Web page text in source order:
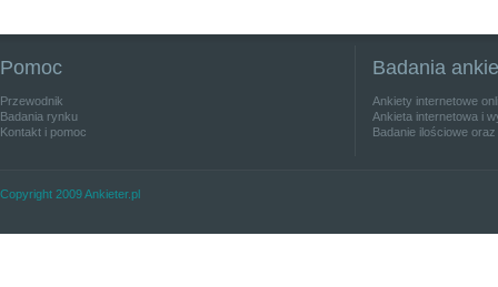
Pomoc
Przewodnik
Badania rynku
Kontakt i pomoc
Badania
Ankiety internetowe
Ankieta internetowa i
Badanie ilościowe
Copyright 2009 Ankieter.pl